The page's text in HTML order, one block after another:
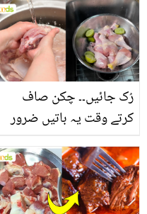
بنانے کے چند قدرتی طریقے
رُک جائیں۔۔ چکن صاف
کرتے وقت یہ باتیں ضرور